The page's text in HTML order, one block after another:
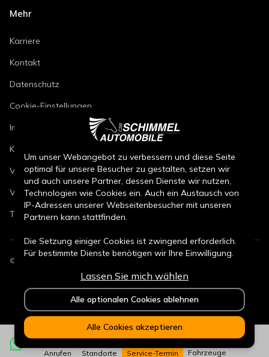
Mehr
Karriere
Kontakt
Datenschutz
Cookie-Einstellungen
Impressum
Kfz-Reparaturbedingungen
Verkaufsbedingungen Neuwagen
Verkaufsbedingungen Gebrauchtwagen
Teileverkaufsbedingungen
© CSB Schimmel Automobile GmbH. Alle Rechte vorbehalten.
Um unser Webangebot zu verbessern und diese Seite
optimal für unsere Besucher zu gestalten, setzen wir
und auch unsere Partner, dessen Dienste wir nutzen,
Technologien wie Cookies ein. Auch ein Austausch von
IP-Adressen unserer Webseitenbesucher mit unseren
Partnern kann stattfinden.
Die Setzung einiger Cookies ist zwingend erforderlich.
Für bestimmte Dienste benötigen wir Ihre Einwilligung.
Durch den Klick auf „Alle Cookies akzeptieren“, willigen
Sie (jederzeit für die Zukunft widerruflich) in alle
Datenverarbeitungen (Setzung von Cookies und
Übermittlung der IP-Adresse an Partner) ein.
Durch den Klick „ Alle optionalen Cookies ablehnen“
werden alle nicht zwingend notwendigen Cookies nicht
Lassen Sie mich wählen
Alle optionalen Cookies ablehnen
Alle Cookies akzeptieren
Anrufen Standorte Service-Termin Fahrzeuge